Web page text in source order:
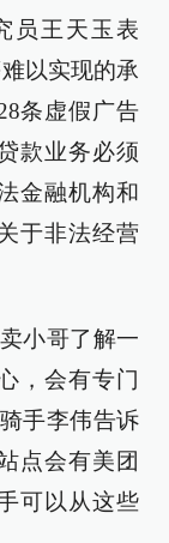
员王天玉表
以实现的承
条虚假广告
款业务必须
金融机构和
于非法经营
小哥了解一
，会有专门
手李伟告诉
点会有美团
可以从这些